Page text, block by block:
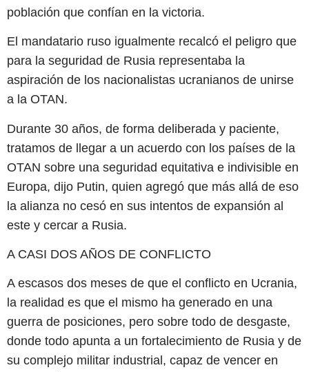
población que confían en la victoria.
El mandatario ruso igualmente recalcó el peligro que
para la seguridad de Rusia representaba la
aspiración de los nacionalistas ucranianos de unirse
a la OTAN.
Durante 30 años, de forma deliberada y paciente,
tratamos de llegar a un acuerdo con los países de la
OTAN sobre una seguridad equitativa e indivisible en
Europa, dijo Putin, quien agregó que más allá de eso
la alianza no cesó en sus intentos de expansión al
este y cercar a Rusia.
A CASI DOS AÑOS DE CONFLICTO
A escasos dos meses de que el conflicto en Ucrania,
la realidad es que el mismo ha generado en una
guerra de posiciones, pero sobre todo de desgaste,
donde todo apunta a un fortalecimiento de Rusia y de
su complejo militar industrial, capaz de vencer en